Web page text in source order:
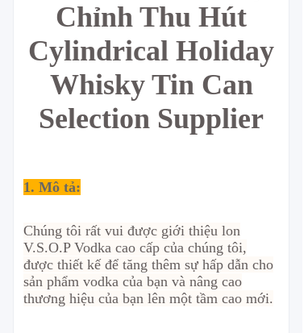
Chỉnh Thu Hút
Cylindrical Holiday
Whisky Tin Can
Selection Supplier
1. Mô tả:
Chúng tôi rất vui được giới thiệu lon
V.S.O.P Vodka cao cấp của chúng tôi,
được thiết kế để tăng thêm sự hấp dẫn cho
sản phẩm vodka của bạn và nâng cao
thương hiệu của bạn lên một tầm cao mới.